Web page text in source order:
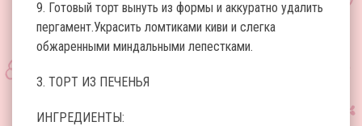
9. Готовый торт вынуть из формы и аккуратно удалить
пергамент.Украсить ломтиками киви и слегка
обжаренными миндальными лепестками.
3. ТОРТ ИЗ ПЕЧЕНЬЯ
ИНГРЕДИЕНТЫ: